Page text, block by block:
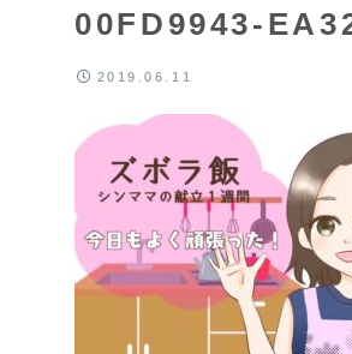
00FD9943-
2019.06.11